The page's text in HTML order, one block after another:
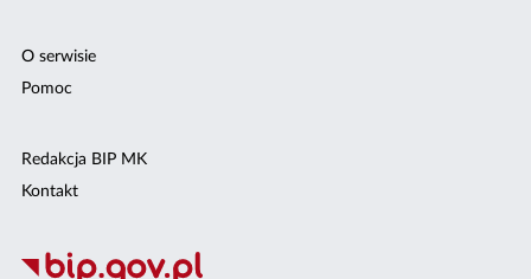
O serwisie
Pomoc
Redakcja BIP MK
Kontakt